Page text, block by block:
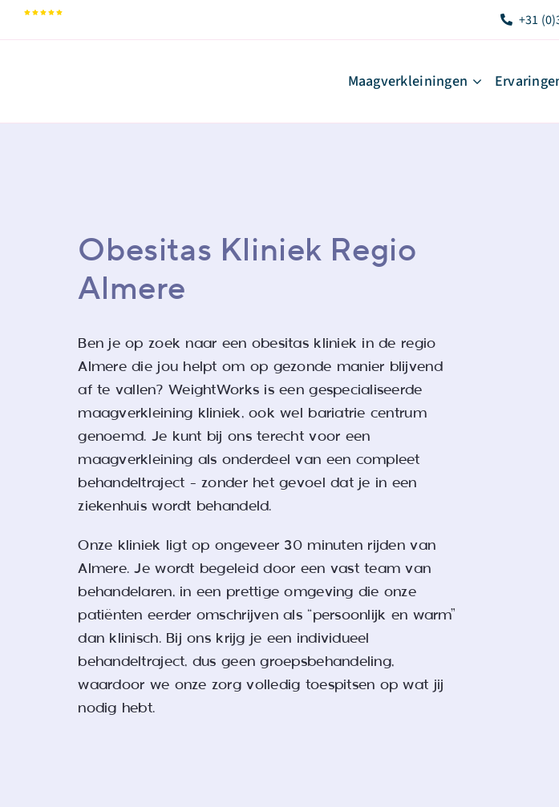
Skip
+31
Maagverkleiningen
Obesitas Kliniek Regio
Almere
Ben je op zoek naar een obesitas kliniek in de regio
Almere die jou helpt om op gezonde manier blijvend
af te vallen? WeightWorks is een gespecialiseerde
maagverkleining kliniek, ook wel bariatrie centrum
genoemd. Je kunt bij ons terecht voor een
maagverkleining als onderdeel van een compleet
behandeltraject – zonder het gevoel dat je in een
ziekenhuis wordt behandeld.
Onze kliniek ligt op ongeveer 30 minuten rijden van
Almere. Je wordt begeleid door een vast team van
behandelaren, in een prettige omgeving die onze
patiënten eerder omschrijven als “persoonlijk en warm”
dan klinisch. Bij ons krijg je een individueel
behandeltraject, dus geen groepsbehandeling,
waardoor we onze zorg volledig toespitsen op wat jij
nodig hebt.